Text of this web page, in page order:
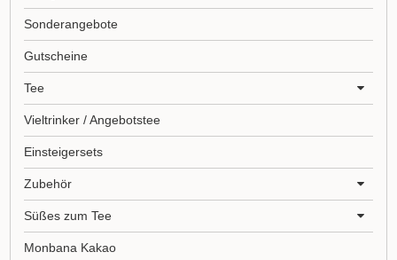
Sonderangebote
Gutscheine
Tee
Vieltrinker / Angebotstee
Einsteigersets
Zubehör
Süßes zum Tee
Monbana Kakao